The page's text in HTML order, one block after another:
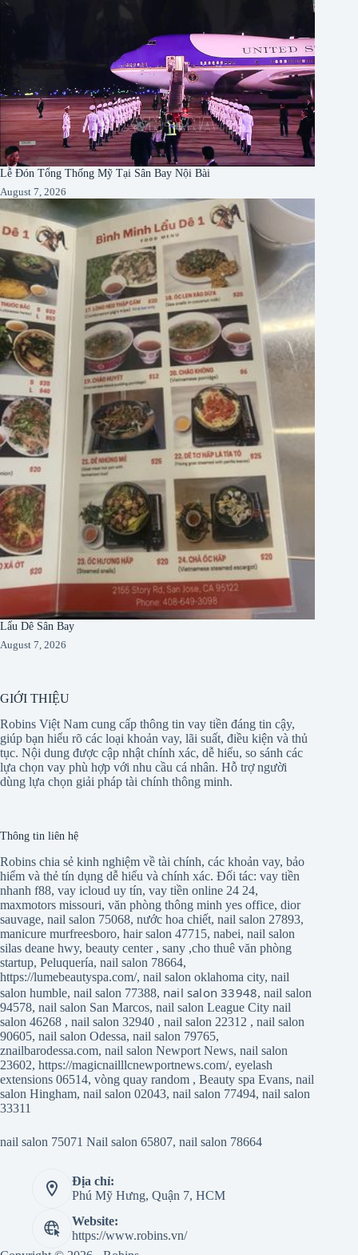
Lễ Đón Tổng Thống Mỹ Tại Sân Bay Nội Bài
August 7, 2026
Lẩu Dê Sân Bay
August 7, 2026
GIỚI THIỆU
Robins Việt Nam cung cấp thông tin vay tiền đáng tin cậy,
giúp bạn hiểu rõ các loại khoản vay, lãi suất, điều kiện và thủ
tục. Nội dung được cập nhật chính xác, dễ hiểu, so sánh các
lựa chọn vay phù hợp với nhu cầu cá nhân. Hỗ trợ người
dùng lựa chọn giải pháp tài chính thông minh.
Thông tin liên hệ
Robins chia sẻ kinh nghiệm về tài chính, các khoản vay, bảo
hiểm và thẻ tín dụng dễ hiểu và chính xác. Đối tác: vay tiền
nhanh f88, vay icloud uy tín, vay tiền online 24 24,
maxmotors missouri, văn phòng thông minh yes office, dior
sauvage, nail salon 75068, nước hoa chiết, nail salon 27893,
manicure murfreesboro, hair salon 47715, nabei, nail salon
silas deane hwy, beauty center, sany ,cho thuê văn phòng
startup, Peluquería, nail salon 78664,
https://lumebeautyspa.com/, nail salon oklahoma city, nail
salon humble, nail salon 77388, nail salon 33948,nail salon
94578, nail salon San Marcos, nail salon League City nail
salon 46268 , nail salon 32940 , nail salon 22312 , nail salon
90605, nail salon Odessa, nail salon 79765,
znailbarodessa.com, nail salon Newport News, nail salon
23602, https://magicnailllcnewportnews.com/, eyelash
extensions 06514, vòng quay random , Beauty spa Evans, nail
salon Hingham, nail salon 02043, nail salon 77494, nail salon
33311
nail salon 75071 Nail salon 65807, nail salon 78664
Địa chỉ:
Phú Mỹ Hưng, Quận 7, HCM
Website:
https://www.robins.vn/